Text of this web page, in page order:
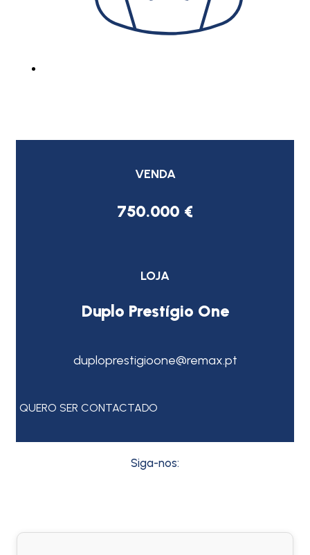
VENDA
750.000 €
LOJA
Duplo Prestígio One
duploprestigioone@remax.pt
QUERO SER CONTACTADO
Siga-nos: